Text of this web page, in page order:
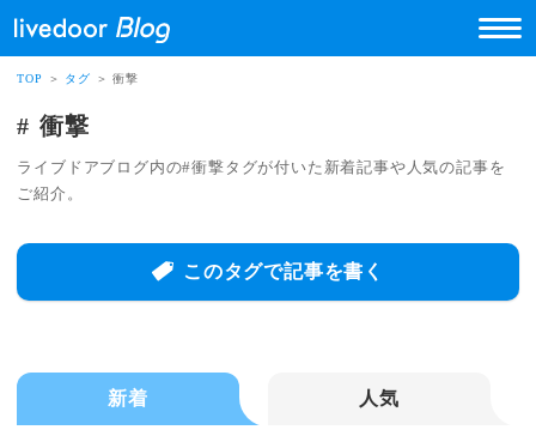
TOP ＞ タグ ＞ 衝撃
衝撃
ライブドアブログ内の#衝撃タグが付いた新着記事や人気の記事を
ご紹介。
このタグで記事を書く
新着 人気